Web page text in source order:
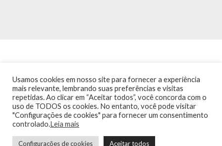
INÍCIO NOTÍCIAS AGENDA CONTATO
TRÂNSITO NA PONTE
TERMOS DE USO / POLÍTICA DE PRIVACIDADE
Usamos cookies em nosso site para fornecer a experiência
mais relevante, lembrando suas preferências e visitas
repetidas. Ao clicar em “Aceitar todos”, você concorda com o
uso de TODOS os cookies. No entanto, você pode visitar
"Configurações de cookies" para fornecer um consentimento
controlado.Leia mais
Configurações de cookies Aceitar todos